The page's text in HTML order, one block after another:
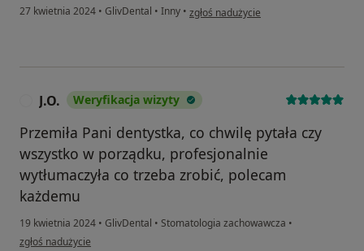
27 kwietnia 2024 • GlivDental • Inny • w opinii użytkownika JJV
zgłoś nadużycie
J.O. Weryfikacja wizyty
Przemiła Pani dentystka, co chwilę pytała czy
wszystko w porządku, profesjonalnie
wytłumaczyła co trzeba zrobić, polecam
każdemu
19 kwietnia 2024 • GlivDental • Stomatologia zachowawcza •
w opinii użytkownika J.O.
zgłoś nadużycie